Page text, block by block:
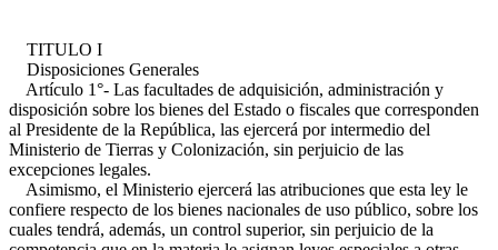
TITULO I
Disposiciones Generales
Artículo 1°- Las facultades de adquisición, administración y
disposición sobre los bienes del Estado o fiscales que corresponden
al Presidente de la República, las ejercerá por intermedio del
Ministerio de Tierras y Colonización, sin perjuicio de las
excepciones legales.
Asimismo, el Ministerio ejercerá las atribuciones que esta ley le
confiere respecto de los bienes nacionales de uso público, sobre los
cuales tendrá, además, un control superior, sin perjuicio de la